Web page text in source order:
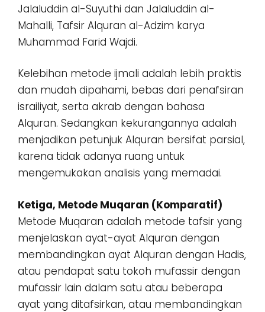
Jalaluddin al-Suyuthi dan Jalaluddin al-
Mahalli, Tafsir Alquran al-Adzim karya
Muhammad Farid Wajdi.
Kelebihan metode ijmali adalah lebih praktis
dan mudah dipahami, bebas dari penafsiran
israiliyat, serta akrab dengan bahasa
Alquran. Sedangkan kekurangannya adalah
menjadikan petunjuk Alquran bersifat parsial,
karena tidak adanya ruang untuk
mengemukakan analisis yang memadai.
Ketiga, Metode Muqaran (Komparatif)
Metode Muqaran adalah metode tafsir yang
menjelaskan ayat-ayat Alquran dengan
membandingkan ayat Alquran dengan Hadis,
atau pendapat satu tokoh mufassir dengan
mufassir lain dalam satu atau beberapa
ayat yang ditafsirkan, atau membandingkan